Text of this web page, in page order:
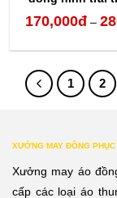
170,000đ –
1 2
XƯỞNG MAY ĐỒNG
Xưởng may áo
cấp các loại áo